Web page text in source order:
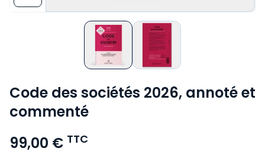
Code des sociétés 2026, annoté et
commenté
99,00 € TTC